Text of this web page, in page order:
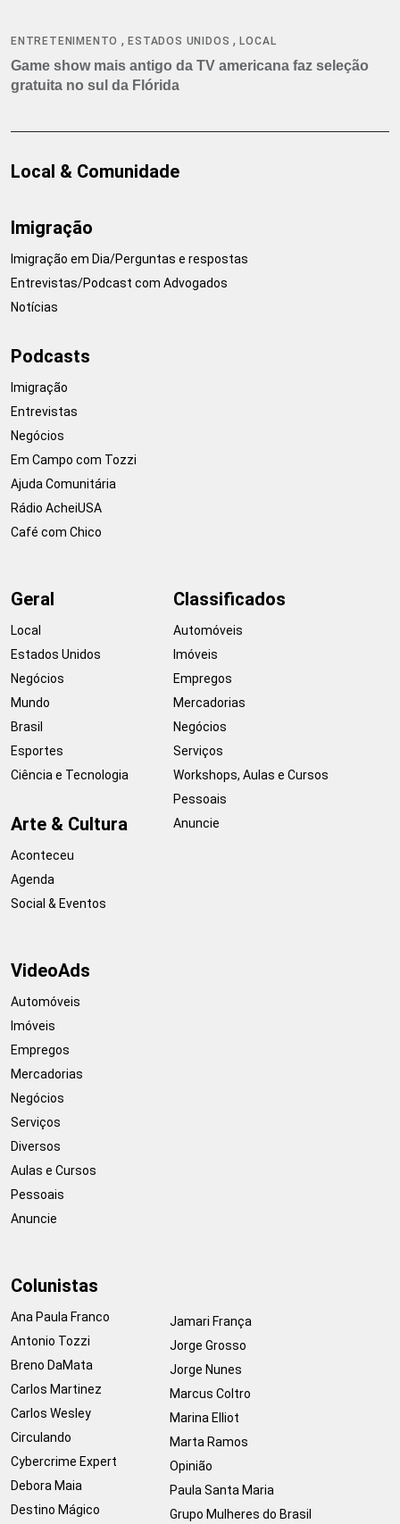
ENTRETENIMENTO ,ESTADOS UNIDOS ,LOCAL
Game show mais antigo da TV americana faz seleção
gratuita no sul da Flórida
Local & Comunidade
Imigração
Imigração em Dia/Perguntas e respostas
Entrevistas/Podcast com Advogados
Notícias
Podcasts
Imigração
Entrevistas
Negócios
Em Campo com Tozzi
Ajuda Comunitária
Rádio AcheiUSA
Café com Chico
Geral
Local
Estados Unidos
Negócios
Mundo
Brasil
Esportes
Ciência e Tecnologia
Arte & Cultura
Aconteceu
Agenda
Social & Eventos
Classificados
Automóveis
Imóveis
Empregos
Mercadorias
Negócios
Serviços
Workshops, Aulas e Cursos
Pessoais
Anuncie
VideoAds
Automóveis
Imóveis
Empregos
Mercadorias
Negócios
Serviços
Diversos
Aulas e Cursos
Pessoais
Anuncie
Colunistas
Ana Paula Franco
Antonio Tozzi
Breno DaMata
Carlos Martinez
Carlos Wesley
Circulando
Cybercrime Expert
Debora Maia
Destino Mágico
Jamari França
Jorge Grosso
Jorge Nunes
Marcus Coltro
Marina Elliot
Marta Ramos
Opinião
Paula Santa Maria
Grupo Mulheres do Brasil